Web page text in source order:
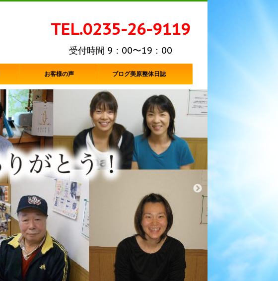
TEL.0235-26-9119
受付時間 9：00〜19：00
お客様の声 ブログ美原整体日誌